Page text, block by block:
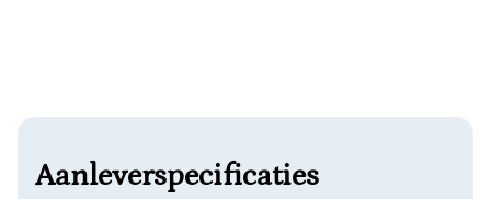
Aanleverspecificaties